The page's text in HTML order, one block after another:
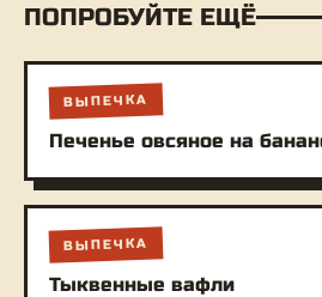
ПОПРОБУЙТЕ ЕЩЁ
ВЫПЕЧКА
Печенье овсяное на
ВЫПЕЧКА
Тыквенные вафли